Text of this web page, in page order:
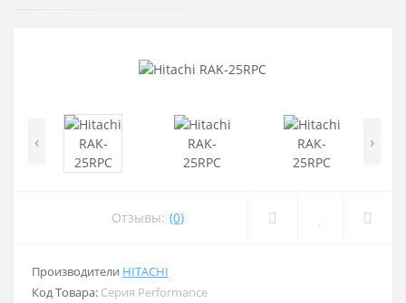
‹ ›
Отзывы: (0)
Производители HITACHI
Код Товара: Серия Performance